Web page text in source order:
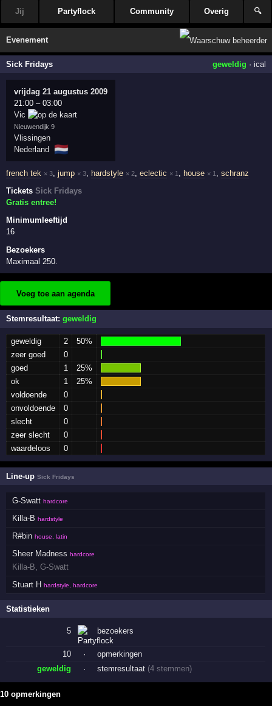
Jij Partyflock Community Overig 🔍
Evenement
Sick Fridays geweldig · ical
vrijdag 21 augustus 2009
21:00 –03:00
Vic
Nieuwendijk 9
Vlissingen
Nederland 🇳🇱
french tek × 3 ,jump × 3 hardstyle × 2 ,eclectic × 1 house × 1 ,schranz
TicketsSick Fridays
Gratis entree!
Minimumleeftijd
16
Bezoekers
Maximaal 250.
Voeg toe aan agenda
Stemresultaat:geweldig
geweldig 2
50%
zeer goed
0
goed
1
25%
ok
1
25%
voldoende
0
onvoldoende
0
slecht
0
zeer slecht
0
waardeloos
0
Line-upSick Fridays
G-Swatt hardcore
Killa-B hardstyle
R#bin house, latin
Sheer Madness hardcore
Killa-B ,G-Swatt
Stuart H hardstyle, hardcore
Statistieken
5 bezoekers
10 ·
opmerkingen
geweldig
· stemresultaat (4 stemmen)
10 opmerkingen